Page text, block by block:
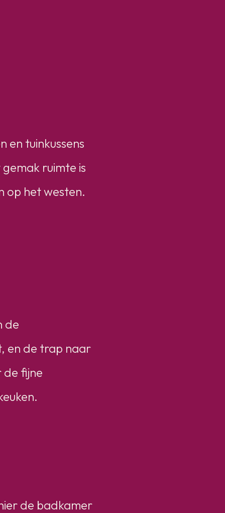
en tuinkussens
ruimte is
op het westen.
de
en de trap naar
de fijne
de badkamer